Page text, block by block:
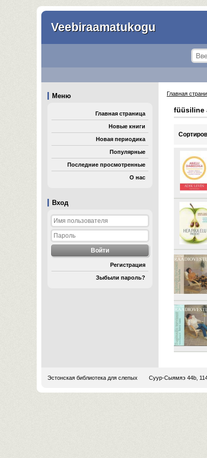
Veebiraamatukogu
Вход
Регистрация
Зыбыли пароль?
Меню
Главная страница
Новые книги
Новая периодика
Популярные
Последние просмотренные
О нас
Главная
füüsiline
Эстонская библиотека для слепых Суур-Сыямяэ 44b,